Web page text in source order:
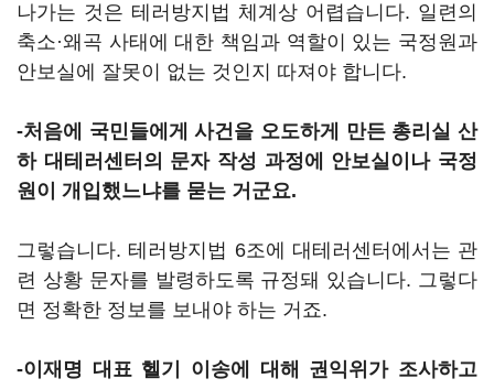
나가는 것은 테러방지법 체계상 어렵습니다. 일련의
축소·왜곡 사태에 대한 책임과 역할이 있는 국정원과
안보실에 잘못이 없는 것인지 따져야 합니다.
-처음에 국민들에게 사건을 오도하게 만든 총리실 산
하 대테러센터의 문자 작성 과정에 안보실이나 국정
원이 개입했느냐를 묻는 거군요.
그렇습니다. 테러방지법 6조에 대테러센터에서는 관
련 상황 문자를 발령하도록 규정돼 있습니다. 그렇다
면 정확한 정보를 보내야 하는 거죠.
-이재명 대표 헬기 이송에 대해 권익위가 조사하고